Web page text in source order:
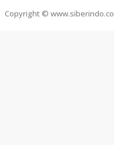
Copyright © www.siberindo.co